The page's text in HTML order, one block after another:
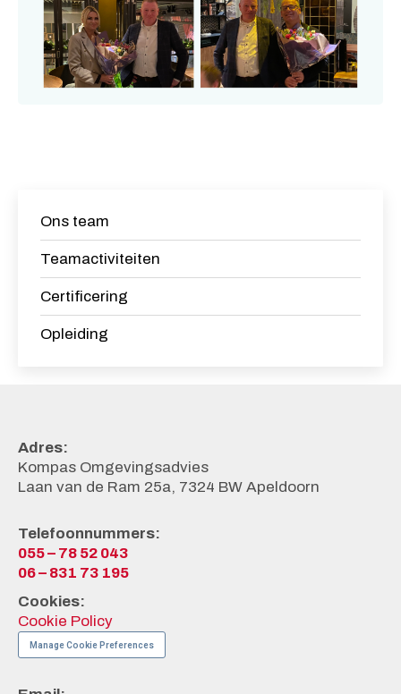
Ons team
Teamactiviteiten
Certificering
Opleiding
Adres:
Kompas Omgevingsadvies
Laan van de Ram 25a, 7324 BW Apeldoorn
Telefoonnummers:
055 – 78 52 043
06 – 831 73 195
Cookies:
Cookie Policy
Manage Cookie Preferences